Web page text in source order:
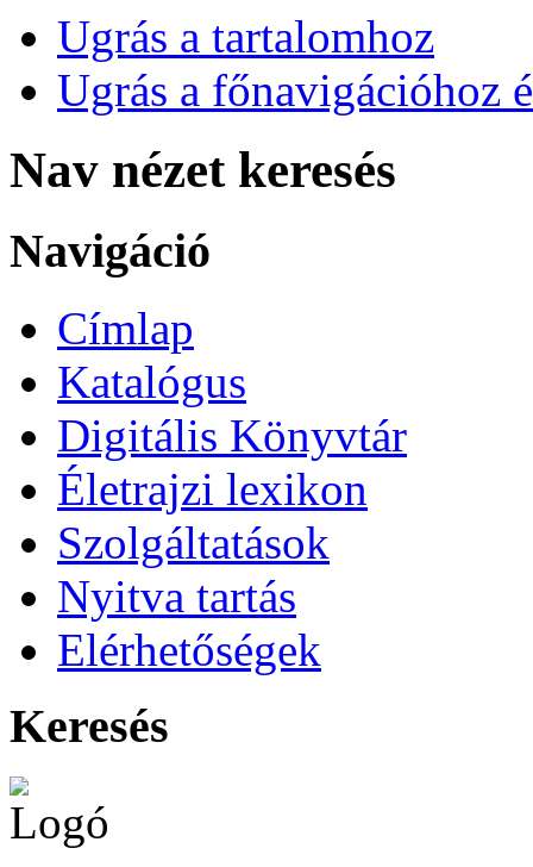
Ugrás a tartalomhoz
Ugrás a főnavigációhoz
Nav nézet keresés
Navigáció
Címlap
Katalógus
Digitális Könyvtár
Életrajzi lexikon
Szolgáltatások
Nyitva tartás
Elérhetőségek
Keresés